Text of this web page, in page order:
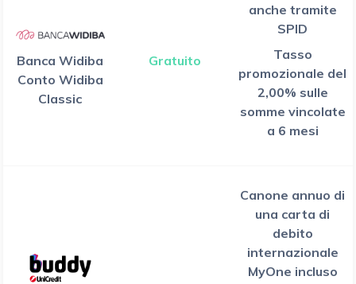
Banca Widiba
Conto Widiba
Classic
Gratuito
anche tramite
SPID
Tasso
promozionale del
2,00% sulle
somme vincolate
a 6 mesi
Canone annuo di
una carta di
debito
internazionale
MyOne incluso